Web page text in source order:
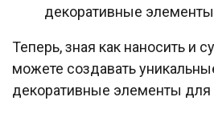
декоративные
Теперь, зная как наносить и
можете создавать
декоративные элементы для